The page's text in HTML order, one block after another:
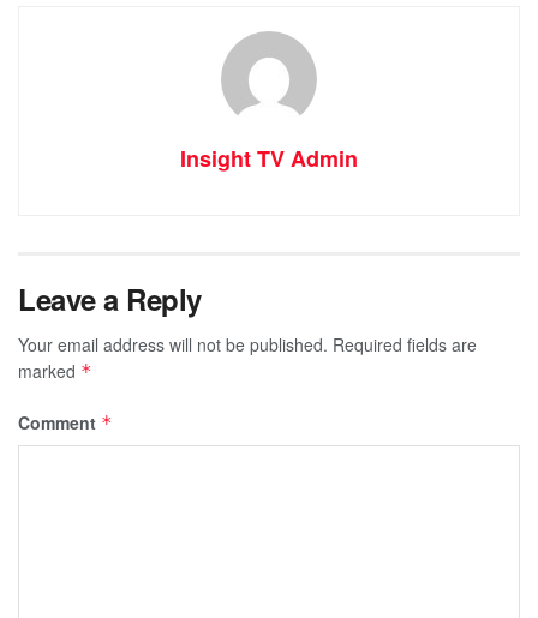
Insight TV Admin
Leave a Reply
Your email address will not be published. Required fields are
marked *
Comment *